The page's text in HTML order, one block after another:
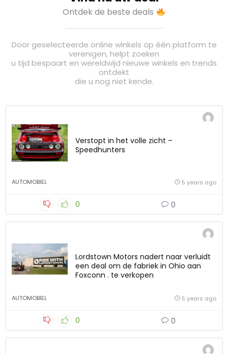
Ontdek de beste deals
Door geselecteerde online winkels op één platform te
verenigen, helpt zoeken
u tijd bespaart en wereldwijd nieuwe winkels en trends
ontdekt
die u nog niet kende.
Verstopt in het volle zicht –
Speedhunters
AUTOMOBIEL 5 years ago
0 0
Lordstown Motors nadert naar verluidt
een deal om de fabriek in Ohio aan
Foxconn . te verkopen
AUTOMOBIEL 5 years ago
0 0